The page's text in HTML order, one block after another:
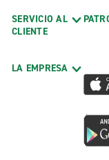
SERVICIO AL
CLIENTE
LA EMPRESA